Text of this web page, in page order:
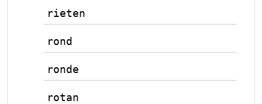
rieten
rond
ronde
rotan